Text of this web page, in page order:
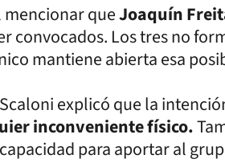
queJoaquín
convocados. Los tres no
mantiene abierta esa
explicó que la
inconveniente físico.
para aportar al